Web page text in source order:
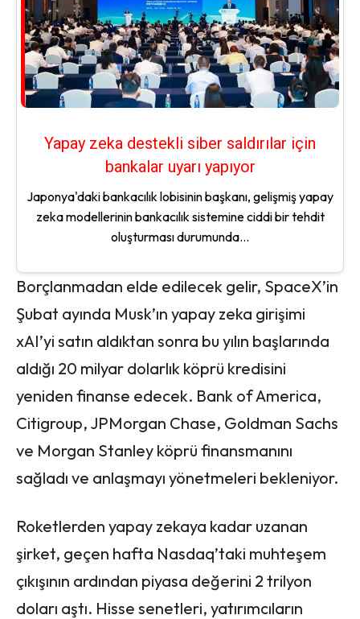
Yapay zeka destekli siber saldırılar için
bankalar uyarı yapıyor
Japonya'daki bankacılık lobisinin başkanı, gelişmiş yapay
zeka modellerinin bankacılık sistemine ciddi bir tehdit
oluşturması durumunda...
Borçlanmadan elde edilecek gelir, SpaceX’in
Şubat ayında Musk’ın yapay zeka girişimi
xAI’yi satın aldıktan sonra bu yılın başlarında
aldığı 20 milyar dolarlık köprü kredisini
yeniden finanse edecek. Bank of America,
Citigroup, JPMorgan Chase, Goldman Sachs
ve Morgan Stanley köprü finansmanını
sağladı ve anlaşmayı yönetmeleri bekleniyor.
Roketlerden yapay zekaya kadar uzanan
şirket, geçen hafta Nasdaq’taki muhteşem
çıkışının ardından piyasa değerini 2 trilyon
doları aştı. Hisse senetleri, yatırımcıların